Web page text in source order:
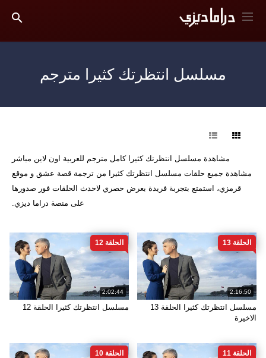
مسلسل انتظرتك كثيرا مترجم
مشاهدة مسلسل انتظرتك كثيرا كامل مترجم للعربية اون لاين مباشر
مشاهدة جميع حلقات مسلسل انتظرتك كثيرا من ترجمة قصة عشق و موقع
قرمزي، استمتع بتجربة فريدة بعرض حصري لاحدث الحلقات فور صدورها
على منصة دراما ديزي.
2:16:50
الحلقة 13
مسلسل انتظرتك كثيرا الحلقة 13
الاخيرة
2:02:44
الحلقة 12
مسلسل انتظرتك كثيرا الحلقة 12
الحلقة 11 الحلقة 10